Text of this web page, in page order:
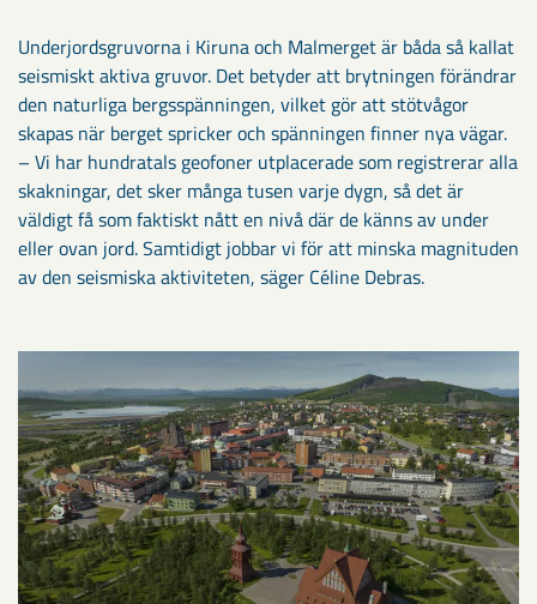
Underjordsgruvorna i Kiruna och Malmerget är båda så kallat
seismiskt aktiva gruvor. Det betyder att brytningen förändrar
den naturliga bergsspänningen, vilket gör att stötvågor
skapas när berget spricker och spänningen finner nya vägar.
– Vi har hundratals geofoner utplacerade som registrerar alla
skakningar, det sker många tusen varje dygn, så det är
väldigt få som faktiskt nått en nivå där de känns av under
eller ovan jord. Samtidigt jobbar vi för att minska magnituden
av den seismiska aktiviteten, säger Céline Debras.